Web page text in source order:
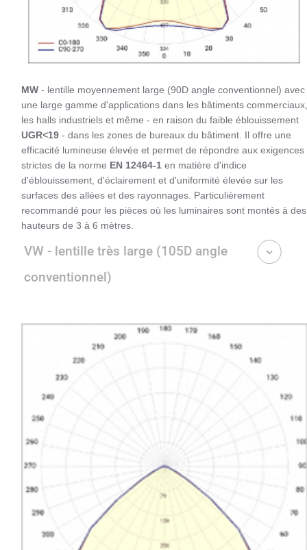
MW - lentille moyennement large (90D angle conventionnel) avec
une large gamme d'applications dans les bâtiments commerciaux,
les halls industriels et même - en raison du faible éblouissement
UGR<19 - dans les zones de bureaux du bâtiment. Il offre une
efficacité lumineuse élevée et permet de répondre aux exigences
strictes de la norme EN 12464-1 en matière d'indice
d'éblouissement, d'éclairement et d'uniformité élevée sur les
surfaces des allées et des rayonnages. Particulièrement
recommandé pour les pièces où les luminaires sont montés à des
hauteurs de 3 à 6 mètres.
VW - lentille très large (105D angle
conventionnel)